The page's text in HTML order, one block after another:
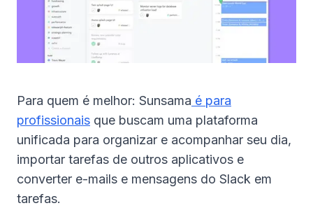
Para quem é melhor: Sunsama é para
profissionais que buscam uma plataforma
unificada para organizar e acompanhar seu dia,
importar tarefas de outros aplicativos e
converter e-mails e mensagens do Slack em
tarefas.